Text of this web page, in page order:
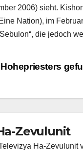
2006) sieht.
Nation), im
die jedoch
Zevulunit
Ha-